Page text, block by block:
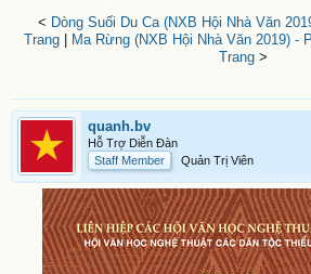
< Dòng Suối Du Ca (NXB Hội Nhà Văn
Trang
Ma Rừng (NXB Hội Nhà Văn 2019) -
Trang>
quanh.bv
Hỗ Trợ Diễn Đàn
Staff Member
Quản Trị Viên